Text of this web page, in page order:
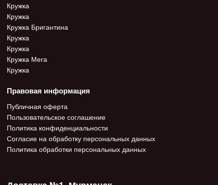
Кружка
Кружка
Кружка Бригантина
Кружка
Кружка
Кружка Мега
Кружка
Правовая информация
Публичная оферта
Пользовательское соглашение
Политика конфиденциальности
Согласие на обработку персональных данных
Политика обработки персональных данных